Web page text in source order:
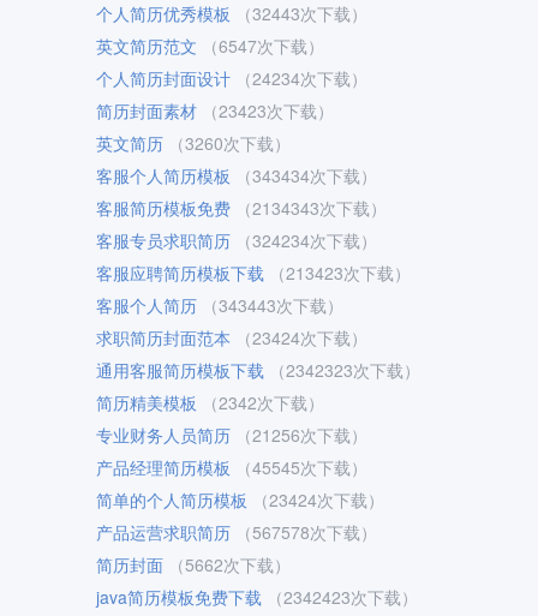
个人简历优秀模板
（32443次下载）
英文简历范文
（6547次下载）
个人简历封面设计
（24234次下载）
简历封面素材
（23423次下载）
英文简历
（3260次下载）
客服个人简历模板
（343434次下载）
客服简历模板免费
（2134343次下载）
客服专员求职简历
（324234次下载）
客服应聘简历模板下载
（213423次下载）
客服个人简历
（343443次下载）
求职简历封面范本
（23424次下载）
通用客服简历模板下载
（2342323次下载）
简历精美模板
（2342次下载）
专业财务人员简历
（21256次下载）
产品经理简历模板
（45545次下载）
简单的个人简历模板
（23424次下载）
产品运营求职简历
（567578次下载）
简历封面
（5662次下载）
java简历模板免费下载
（2342423次下载）